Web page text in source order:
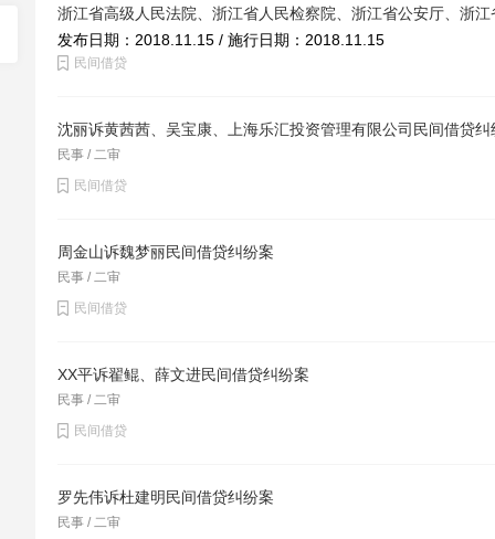
的事实和是非界限，对双方当事人进行政策、法
见，丢掉幻想，放弃不合理的要求，阐明在不违背
自己的诉讼请求，使当事人了解调解的好处，给他
（三）抓住当事人心理特点。审判人员在当庭调
的。在庭审过程中，有的是因为自己合法权益受到
解。由于我国人民受儒家文化的影响较深，和睦相
进行当庭调解有着较深厚的心理基础，所以审判人
自愿、合法的原则。但是，如果当事人由于身体有
求调解”等诉讼行为。对于丧失行为能力的当事人，
发布日期：2018.11.15 / 施行日期：2018.11.15
民间借贷
沈丽诉黄茜茜、吴宝康、上海乐汇投资管理有限公司民间借贷纠
民事 / 二审
民间借贷
周金山诉魏梦丽民间借贷纠纷案
民事 / 二审
民间借贷
XX平诉翟鲲、薛文进民间借贷纠纷案
民事 / 二审
民间借贷
罗先伟诉杜建明民间借贷纠纷案
民事 / 二审